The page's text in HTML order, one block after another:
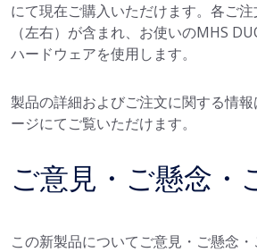
にて現在ご購入いただけます。各ご
（左右）が含まれ、お使いのMHS
ハードウェアを使用します。
製品の詳細およびご注文に関する情報
ージにてご覧いただけます。
ご意見・ご懸念・
この新製品についてご意見・ご懸念